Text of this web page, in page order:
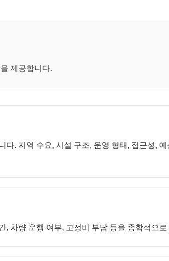
제공합니다.
. 지역 수요, 시설 구조, 운영 형태, 접근성,
차량 운행 여부, 고정비 부담 등을 종합적으